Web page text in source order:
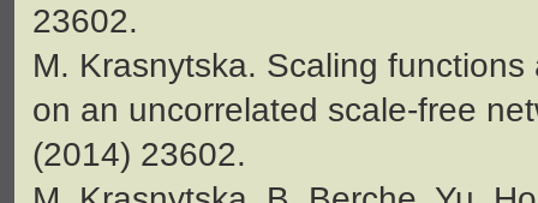
23602.
M. Krasnytska. Scaling
on an uncorrelated scale-free
(2014) 23602.